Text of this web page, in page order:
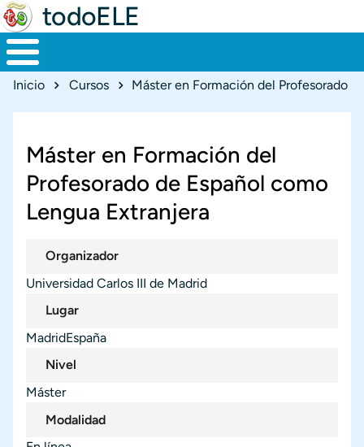
todoELE
Ruta de navegación
Inicio Cursos
Máster en Formación del
Profesorado de Español como
Lengua Extranjera
Organizador
Universidad Carlos III de Madrid
Lugar
Ciudad
Madrid
PaísEspaña
Nivel
Máster
Modalidad